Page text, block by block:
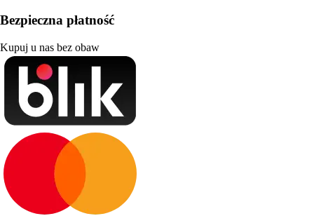
Bezpieczna płatność
Kupuj u nas bez obaw